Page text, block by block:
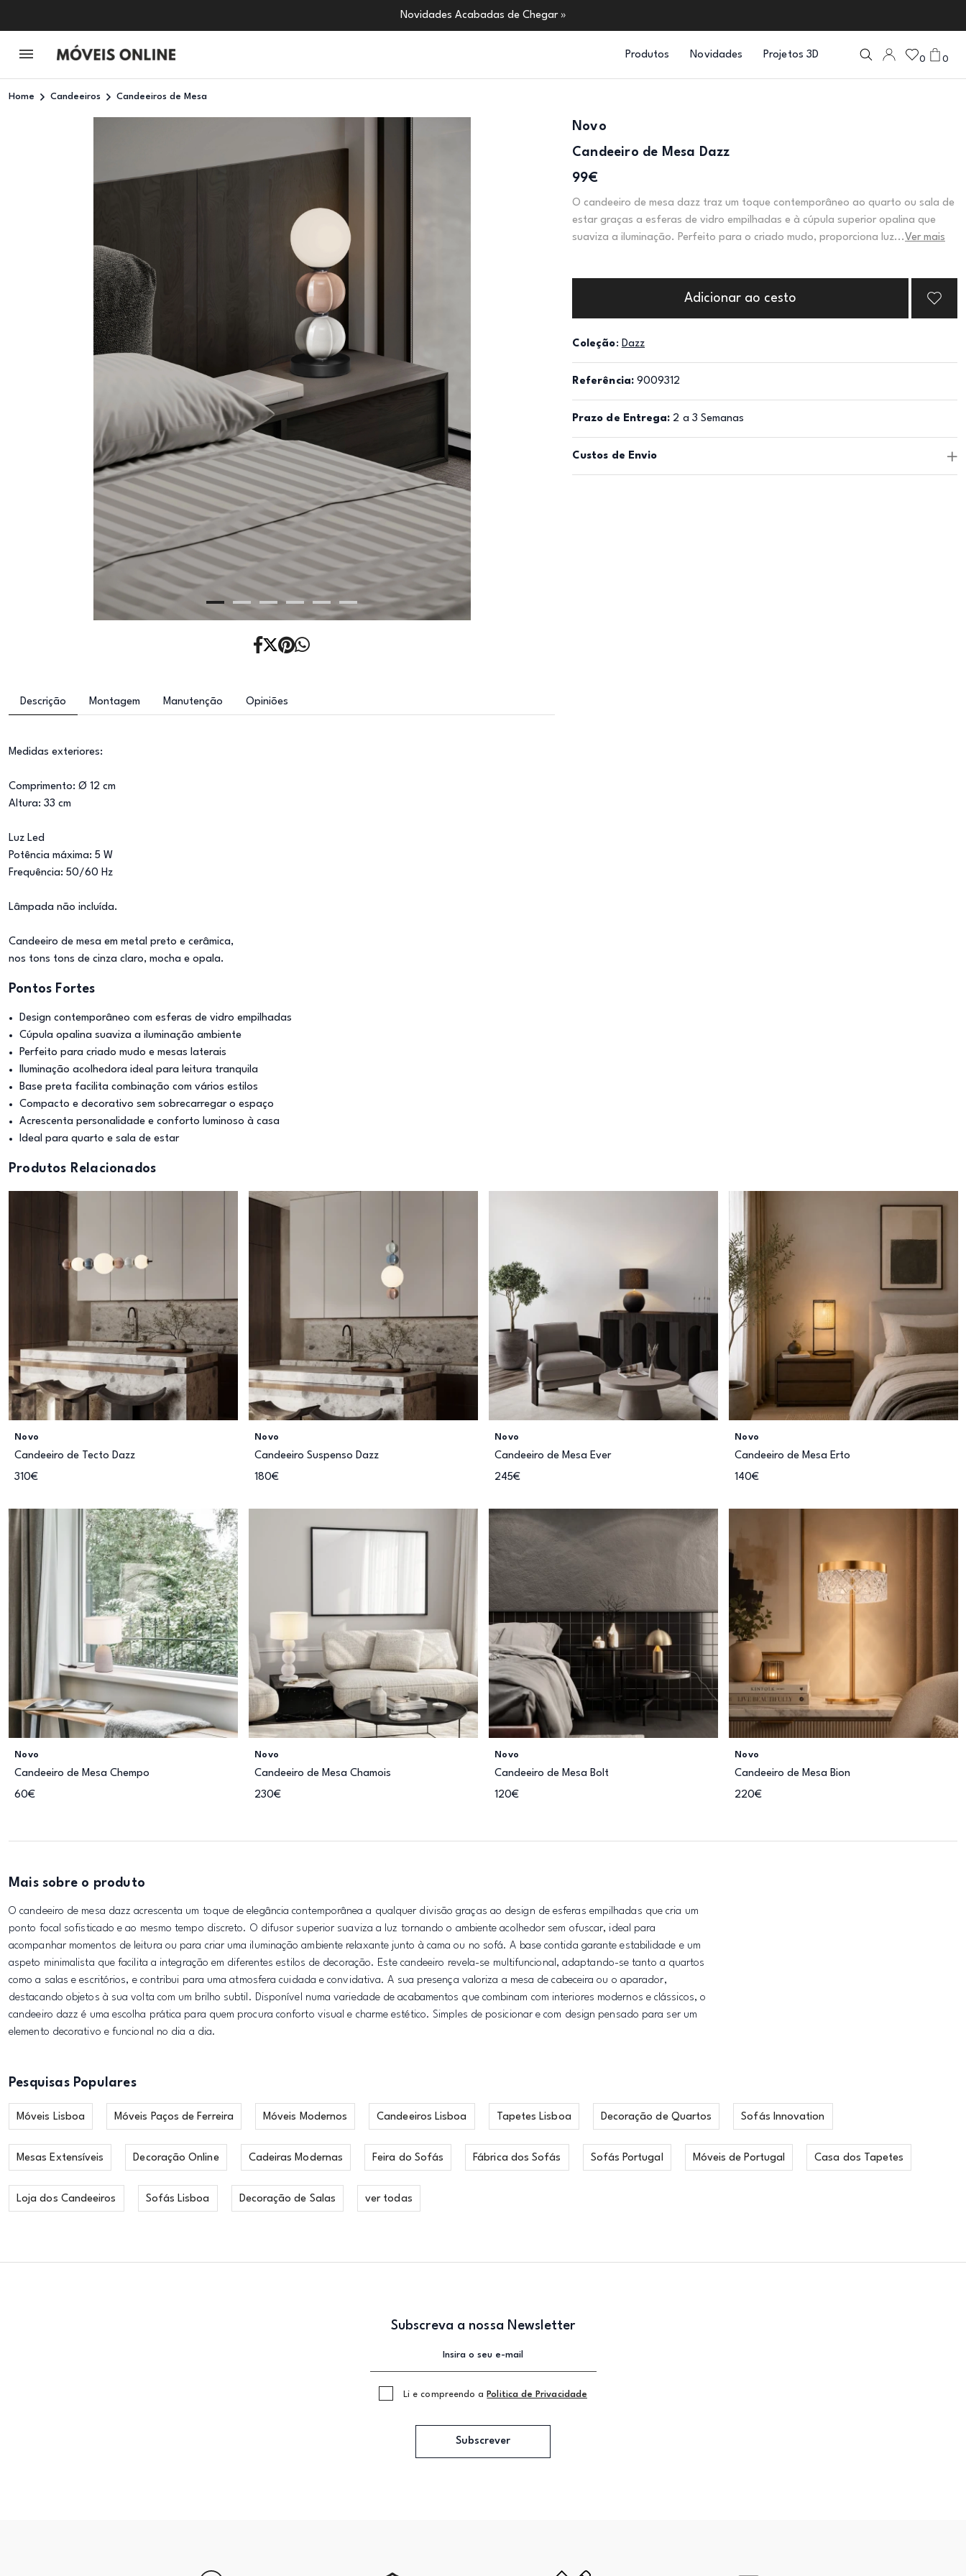
Novidades Acabadas de Chegar »
Produtos Novidades Projetos 3D 0 0
Home Candeeiros Candeeiros de Mesa
Novo
Candeeiro de Mesa Dazz
99€
O candeeiro de mesa dazz traz um toque contemporâneo ao quarto ou sala de
estar graças a esferas de vidro empilhadas e à cúpula superior opalina que
suaviza a iluminação. Perfeito para o criado mudo, proporciona luz... Ver mais
Adicionar ao cesto
Coleção: Dazz
Referência: 9009312
Prazo de Entrega: 2 a 3 Semanas
Custos de Envio
Descrição Montagem Manutenção Opiniões
Medidas exteriores:
Comprimento: Ø 12 cm
Altura: 33 cm
Luz Led
Potência máxima: 5 W
Frequência: 50/60 Hz
Lâmpada não incluída.
Candeeiro de mesa em metal preto e cerâmica,
nos tons tons de cinza claro, mocha e opala.
Pontos Fortes
Design contemporâneo com esferas de vidro empilhadas
Cúpula opalina suaviza a iluminação ambiente
Perfeito para criado mudo e mesas laterais
Iluminação acolhedora ideal para leitura tranquila
Base preta facilita combinação com vários estilos
Compacto e decorativo sem sobrecarregar o espaço
Acrescenta personalidade e conforto luminoso à casa
Ideal para quarto e sala de estar
Produtos Relacionados
Novo
Candeeiro de Tecto Dazz
310€
Novo
Candeeiro Suspenso Dazz
180€
Novo
Candeeiro de Mesa Ever
245€
Novo
Candeeiro de Mesa Erto
140€
Novo
Candeeiro de Mesa Chempo
60€
Novo
Candeeiro de Mesa Chamois
230€
Novo
Candeeiro de Mesa Bolt
120€
Novo
Candeeiro de Mesa Bion
220€
Mais sobre o produto
O candeeiro de mesa dazz acrescenta um toque de elegância contemporânea a qualquer divisão graças ao design de esferas empilhadas que cria um
ponto focal sofisticado e ao mesmo tempo discreto. O difusor superior suaviza a luz tornando o ambiente acolhedor sem ofuscar, ideal para
acompanhar momentos de leitura ou para criar uma iluminação ambiente relaxante junto à cama ou no sofá. A base contida garante estabilidade e um
aspeto minimalista que facilita a integração em diferentes estilos de decoração. Este candeeiro revela-se multifuncional, adaptando-se tanto a quartos
como a salas e escritórios, e contribui para uma atmosfera cuidada e convidativa. A sua presença valoriza a mesa de cabeceira ou o aparador,
destacando objetos à sua volta com um brilho subtil. Disponível numa variedade de acabamentos que combinam com interiores modernos e clássicos, o
candeeiro dazz é uma escolha prática para quem procura conforto visual e charme estético. Simples de posicionar e com design pensado para ser um
elemento decorativo e funcional no dia a dia.
Pesquisas Populares
Móveis Lisboa Móveis Paços de Ferreira Móveis Modernos Candeeiros Lisboa Tapetes Lisboa Decoração de Quartos Sofás Innovation
Mesas Extensíveis Decoração Online Cadeiras Modernas Feira do Sofás Fábrica dos Sofás Sofás Portugal Móveis de Portugal Casa dos Tapetes
Loja dos Candeeiros Sofás Lisboa Decoração de Salas ver todas
Subscreva a nossa Newsletter
Li e compreendo a Politica de Privacidade
Subscrever